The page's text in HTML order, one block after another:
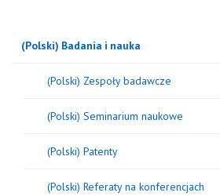
(Polski) Badania i nauka
(Polski) Zespoły badawcze
(Polski) Seminarium naukowe
(Polski) Patenty
(Polski) Referaty na konferencjach